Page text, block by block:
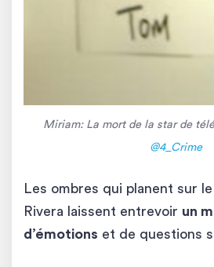
Miriam: La mort de la star de
@4_Crime
Les ombres qui planent sur
Rivera laissent entrevoir un
d’émotions et de questions